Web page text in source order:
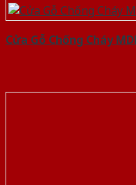
Cửa Gỗ Chống Cháy